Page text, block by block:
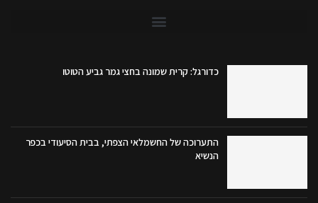
כדורגל: קרית שמונה בחצי גמר גביע הטוטו
התערוכה של החשמלאי הצפתי, בבית הסיעודי בכפר
הנשיא